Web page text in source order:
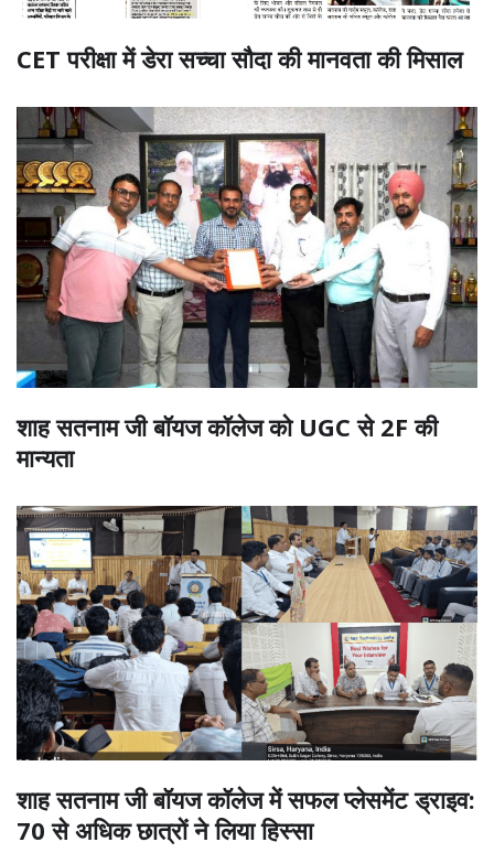
CET परीक्षा में डेरा सच्चा सौदा की मानवता की मिसाल
शाह सतनाम जी बॉयज कॉलेज को UGC से 2F की
मान्यता
शाह सतनाम जी बॉयज कॉलेज में सफल प्लेसमेंट ड्राइव:
70 से अधिक छात्रों ने लिया हिस्सा